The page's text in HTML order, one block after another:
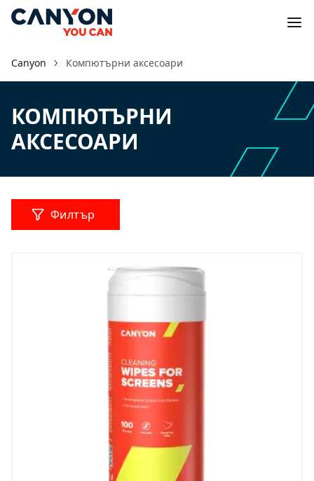
Canyon Компютърни аксесоари
КОМПЮТЪРНИ
АКСЕСОАРИ
Филтър